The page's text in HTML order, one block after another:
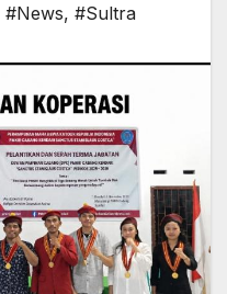
#News, #Sultra